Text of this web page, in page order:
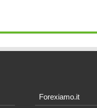
Forexiamo.it